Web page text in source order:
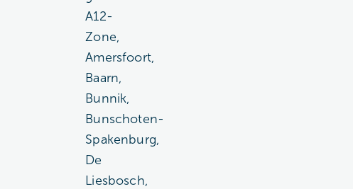
A12-
Zone,
Amersfoort,
Baarn,
Bunnik,
Bunschoten-
Spakenburg,
De
Liesbosch,